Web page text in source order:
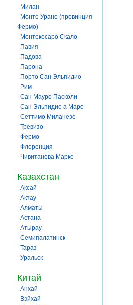
Милан
Монте Урано (провинция
Фермо)
Монтекосаро Скало
Павия
Падова
Парона
Порто Сан Эльпидио
Рим
Сан Мауро Пасколи
Сан Эльпидио а Маре
Сеттимо Миланезе
Тревизо
Фермо
Флоренция
Чивитанова Марке
Казахстан
Аксай
Актау
Алматы
Астана
Атырау
Семипалатинск
Тараз
Уральск
Китай
Анхай
Вэйхай